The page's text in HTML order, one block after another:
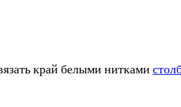
край белыми нитками